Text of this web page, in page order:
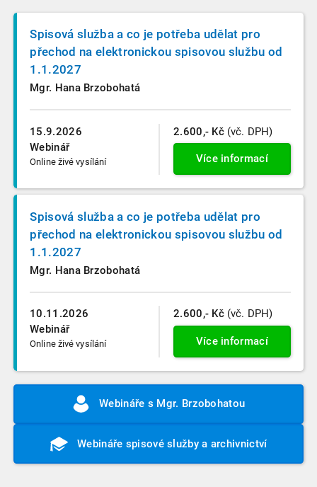
15.9.2026
Webinář
Online živé vysílání
Spisová služba a co je potřeba udělat pro
přechod na elektronickou spisovou službu od
1.1.2027
Mgr. Hana Brzobohatá
2.600,- Kč (vč. DPH)
Více informací
10.11.2026
Webinář
Online živé vysílání
Spisová služba a co je potřeba udělat pro
přechod na elektronickou spisovou službu od
1.1.2027
Mgr. Hana Brzobohatá
2.600,- Kč (vč. DPH)
Více informací
Webináře s Mgr. Brzobohatou
Webináře spisové služby a archivnictví